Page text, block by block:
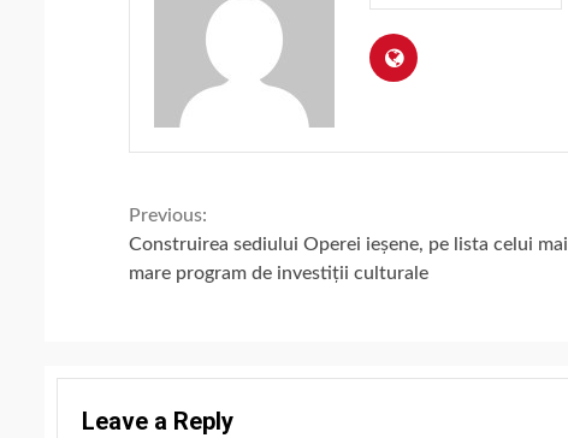
Continue
Reading
Previous:
Construirea sediului Operei ieșene, pe lista celui mai
mare program de investiții culturale
Leave a Reply